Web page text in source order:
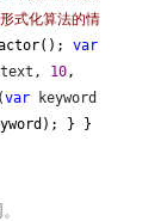
式化算法的情
var
10,
varkeyword
} }